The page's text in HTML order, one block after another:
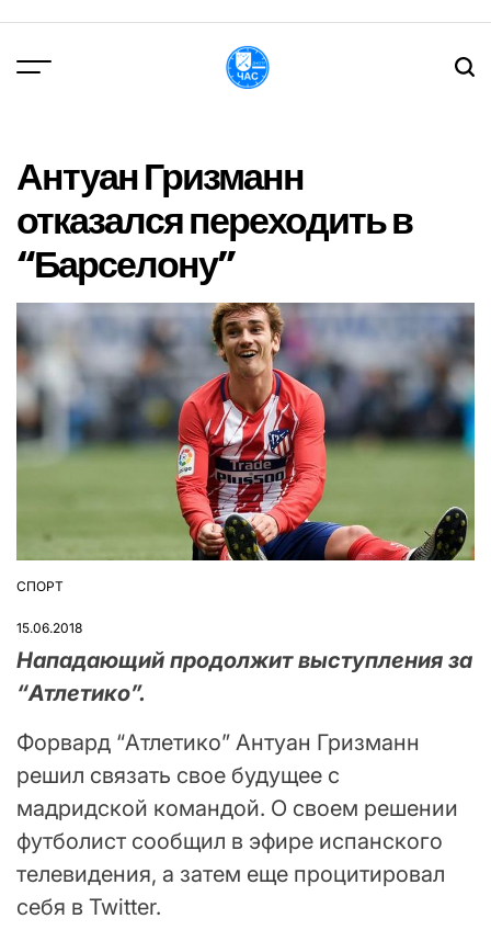
вмісту
Антуан Гризманн
отказался переходить в
“Барселону”
ОПУБЛІКУВАТИ
СПОРТ
15.06.2018
Нападающий продолжит выступления за
“Атлетико”.
Форвард “Атлетико” Антуан Гризманн
решил связать свое будущее с
мадридской командой. О своем решении
футболист сообщил в эфире испанского
телевидения, а затем еще процитировал
себя в Twitter.